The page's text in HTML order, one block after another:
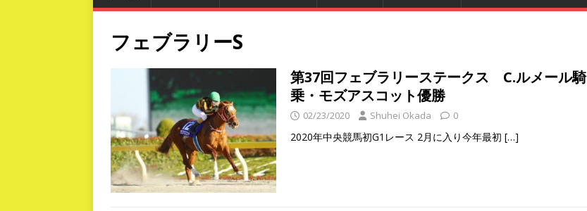
フェブラリーS
第37回フェブラリーステークス C.ルメール騎
乗・モズアスコット優勝
02/23/2020 Shuhei Okada 0
2020年中央競馬初G1レース 2月に入り今年最初 […]